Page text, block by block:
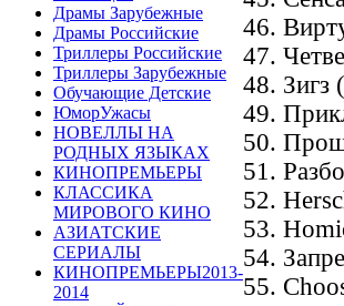
Драмы Зарубежные
Драмы Российские
Триллеры Российские
Триллеры Зарубежные
Обучающие Детские
ЮморУжасы
НОВЕЛЛЫ НА
РОДНЫХ ЯЗЫКАХ
КИНОПРЕМЬЕРЫ
КЛАССИКА
МИРОВОГО КИНО
АЗИАТСКИЕ
СЕРИАЛЫ
КИНОПРЕМЬЕРЫ2013-
2014
46.
47.
48. Зигз
49.
50.
51.
52.
53.
54.
55.